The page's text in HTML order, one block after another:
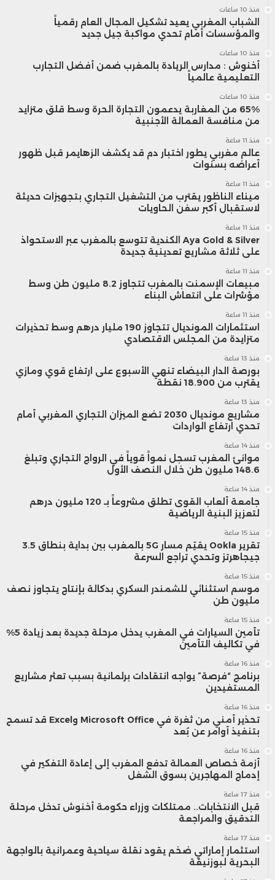
منذ 10 ساعات
الشباب المغربي يعيد تشكيل المجال العام رقمياً
والمؤسسات أمام تحدي مواكبة جيل جديد
منذ 10 ساعات
أخنوش : مدارس الريادة بالمغرب ضمن أفضل التجارب
التعليمية عالمياً
منذ 10 ساعات
65% من المغاربة يدعمون التجارة الحرة وسط قلق متزايد
من منافسة العمالة الأجنبية
منذ 11 ساعة
عالم مغربي يطور اختبار دم قد يكشف الزهايمر قبل ظهور
أعراضه بسنوات
منذ 11 ساعة
ميناء الناظور يقترب من التشغيل التجاري بتجهيزات حديثة
لاستقبال أكبر سفن الحاويات
منذ 11 ساعة
Aya Gold & Silver الكندية تتوسع بالمغرب عبر الاستحواذ
على ثلاثة مشاريع تعدينية جديدة
منذ 11 ساعة
مبيعات الإسمنت بالمغرب تتجاوز 8.2 مليون طن وسط
مؤشرات على انتعاش البناء
منذ 11 ساعة
استثمارات المونديال تتجاوز 190 مليار درهم وسط تحذيرات
متزايدة من المجلس الاقتصادي
منذ 13 ساعة
بورصة الدار البيضاء تنهي الأسبوع على ارتفاع قوي ومازي
يقترب من 18.900 نقطة
منذ 13 ساعة
مشاريع مونديال 2030 تضع الميزان التجاري المغربي أمام
تحدي ارتفاع الواردات
منذ 14 ساعة
موانئ المغرب تسجل نمواً قوياً في الرواج التجاري وتبلغ
148.6 مليون طن خلال النصف الأول
منذ 14 ساعة
جامعة ألعاب القوى تطلق مشروعاً بـ 120 مليون درهم
لتعزيز البنية الرياضية
منذ 15 ساعة
تقرير Ookla يقيّم مسار 5G بالمغرب بين بداية بنطاق 3.5
جيجاهرتز وتحدي تراجع السرعة
منذ 15 ساعة
موسم استثنائي للشمندر السكري بدكالة بإنتاج يتجاوز نصف
مليون طن
منذ 15 ساعة
تأمين السيارات في المغرب يدخل مرحلة جديدة بعد زيادة 5%
في تكاليف التأمين
منذ 16 ساعة
برنامج “فرصة” يواجه انتقادات برلمانية بسبب تعثر مشاريع
المستفيدين
منذ 16 ساعة
تحذير أمني من ثغرة في Microsoft Office وExcel قد تسمح
بتنفيذ أوامر عن بُعد
منذ 16 ساعة
أزمة خصاص العمالة تدفع المغرب إلى إعادة التفكير في
إدماج المهاجرين بسوق الشغل
منذ 17 ساعة
قبل الانتخابات.. ممتلكات وزراء حكومة أخنوش تدخل مرحلة
التدقيق والمراجعة
منذ 17 ساعة
استثمار إماراتي ضخم يقود نقلة سياحية وعمرانية بالواجهة
البحرية لبوزنيقة